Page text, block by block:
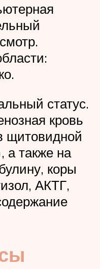
статус.
кровь
щитовидной
а также на
коры
АКТГ,